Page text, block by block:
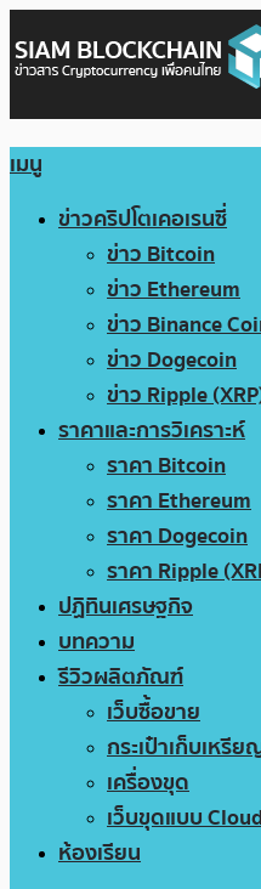
เมนู
ข่าวคริปโตเคอเรนซี่
ข่าว Bitcoin
ข่าว Ethereum
ข่าว Binance
ข่าว Dogecoin
ข่าว Ripple
ราคาและการวิเคราะห์
ราคา Bitcoin
ราคา Ethereum
ราคา Dogecoin
ราคา Ripple
ปฏิทินเศรษฐกิจ
บทความ
รีวิวผลิตภัณฑ์
เว็บซื้อขาย
กระเป๋าเก็บเหรีย
เครื่องขุด
เว็บขุดแบบ
ห้องเรียน